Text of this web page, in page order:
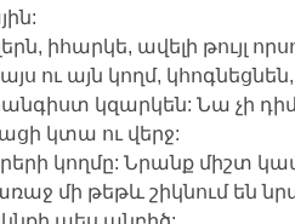
իհարկե, ավելի թույլ
այս ու այն կողմ,
հանգիստ կզարկեն: Նա չի
կտա ու վերջ:
կողմը: Նրանք միշտ
մի թեթև շիկնում են